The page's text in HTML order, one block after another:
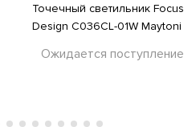
Точечный светильник Focus
Design C036CL-01W Maytoni
Ожидается поступление